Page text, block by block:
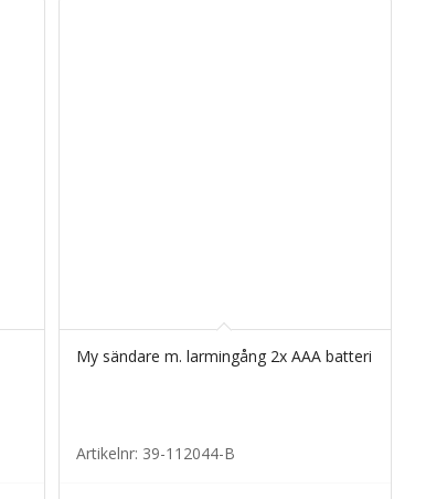
My sändare m. larmingång 2x AAA batteri
Artikelnr: 39-112044-B